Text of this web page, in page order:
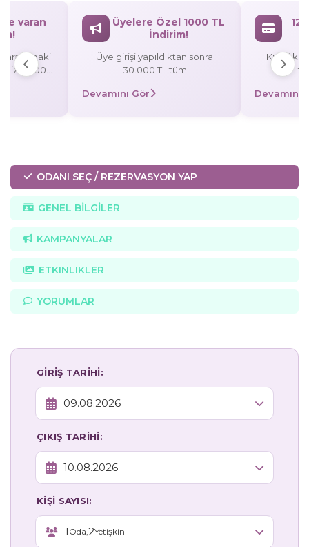
varan
arasındaki
3.000
Üyelere Özel 1000 TL
İndirim!
Üye girişi yapıldıktan sonra
30.000 TL tüm
indirim! Promosyon Kodu:
Devamını Gör
12
Kredi
Devamını
ODANI SEÇ / REZERVASYON YAP
GENEL BİLGİLER
KAMPANYALAR
ETKINLIKLER
YORUMLAR
GİRİŞ TARİHİ:
ÇIKIŞ TARİHİ:
KİŞİ SAYISI:
1 Oda,2Yetişkin